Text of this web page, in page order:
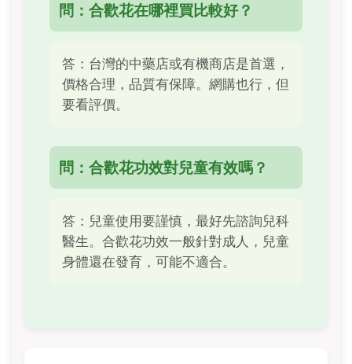
問：合歡花在哪裡買比較好？
答：台灣的中藥店或有機商店是首選，
價格合理，品質有保障。網購也行，但
要看評價。
問：合歡花功效對兒童有效嗎？
答：兒童使用要謹慎，最好先諮詢兒科
醫生。合歡花功效一般針對成人，兒童
身體還在發育，可能不適合。